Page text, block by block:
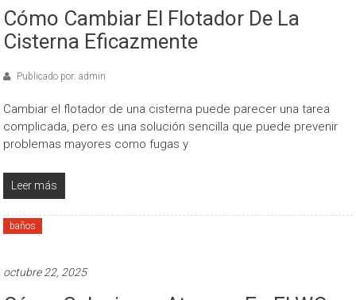
Cómo Cambiar El Flotador De La
Cisterna Eficazmente
Publicado por: admin
Cambiar el flotador de una cisterna puede parecer una tarea
complicada, pero es una solución sencilla que puede prevenir
problemas mayores como fugas y
Leer más
baños
octubre 22, 2025